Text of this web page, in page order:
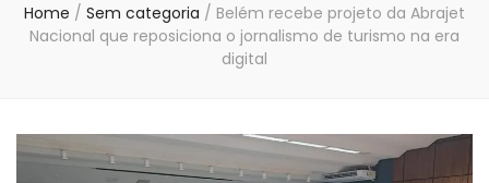
Home / Sem categoria / Belém recebe projeto da Abrajet
Nacional que reposiciona o jornalismo de turismo na era
digital